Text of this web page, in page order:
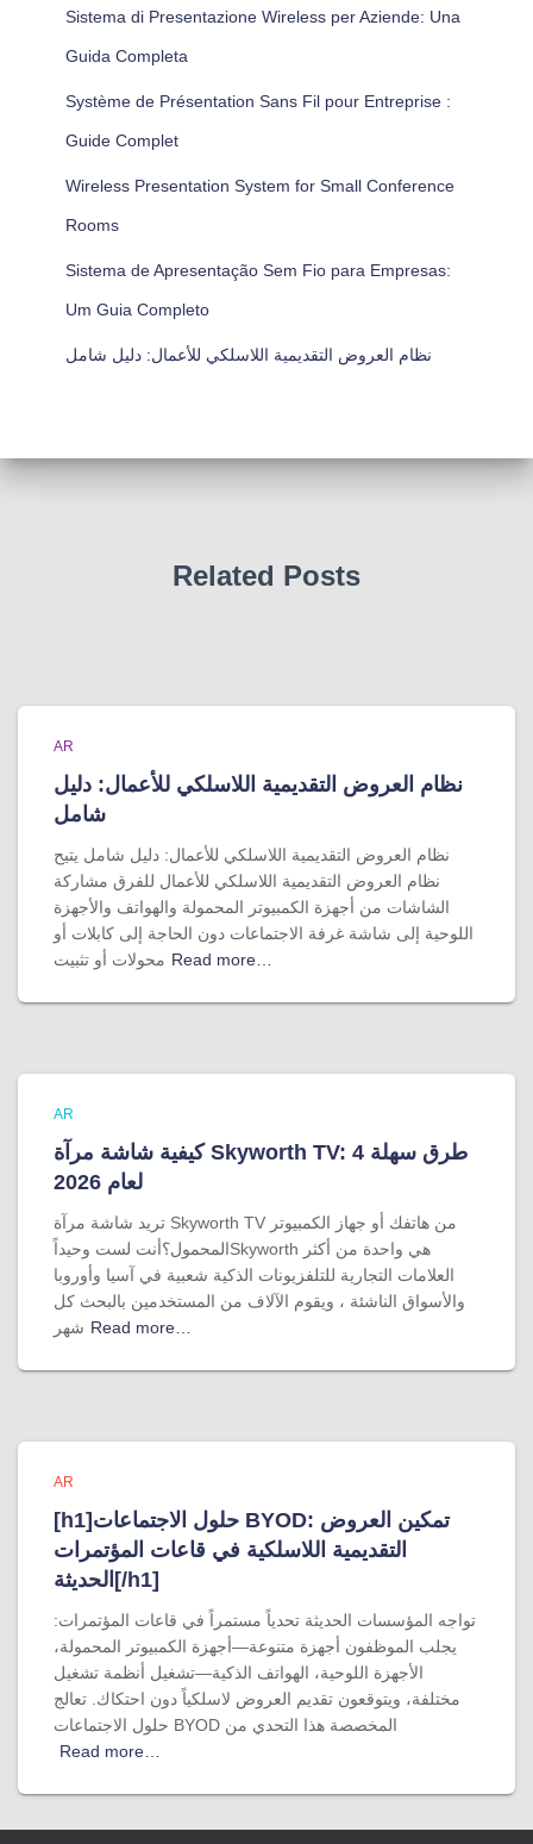
Sistema di Presentazione Wireless per Aziende: Una
Guida Completa
Système de Présentation Sans Fil pour Entreprise :
Guide Complet
Wireless Presentation System for Small Conference
Rooms
Sistema de Apresentação Sem Fio para Empresas:
Um Guia Completo
نظام العروض التقديمية اللاسلكي للأعمال: دليل شامل
Related Posts
AR
نظام العروض التقديمية اللاسلكي للأعمال: دليل
شامل
نظام العروض التقديمية اللاسلكي للأعمال: دليل شامل يتيح
نظام العروض التقديمية اللاسلكي للأعمال للفرق مشاركة
الشاشات من أجهزة الكمبيوتر المحمولة والهواتف والأجهزة
اللوحية إلى شاشة غرفة الاجتماعات دون الحاجة إلى كابلات أو
محولات أو تثبيت Read more…
AR
كيفية شاشة مرآة Skyworth TV: 4 طرق سهلة
لعام 2026
تريد شاشة مرآة Skyworth TV من هاتفك أو جهاز الكمبيوتر
المحمول؟أنت لست وحيداًSkyworth هي واحدة من أكثر
العلامات التجارية للتلفزيونات الذكية شعبية في آسيا وأوروبا
والأسواق الناشئة ، ويقوم الآلاف من المستخدمين بالبحث كل
شهر Read more…
AR
[h1]حلول الاجتماعات BYOD: تمكين العروض
التقديمية اللاسلكية في قاعات المؤتمرات
الحديثة[/h1]
تواجه المؤسسات الحديثة تحدياً مستمراً في قاعات المؤتمرات:
يجلب الموظفون أجهزة متنوعة—أجهزة الكمبيوتر المحمولة،
الأجهزة اللوحية، الهواتف الذكية—تشغيل أنظمة تشغيل
مختلفة، ويتوقعون تقديم العروض لاسلكياً دون احتكاك. تعالج
حلول الاجتماعات BYOD المخصصة هذا التحدي من
Read more…